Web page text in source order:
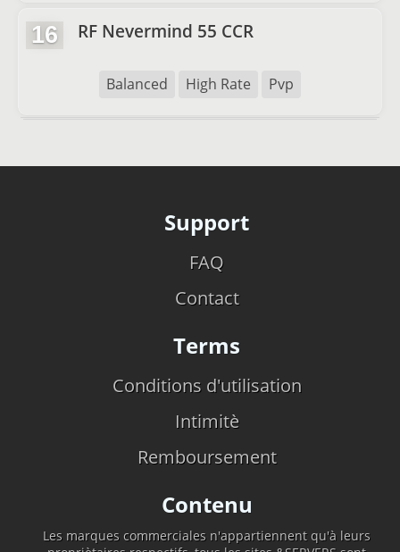
16 RF Nevermind 55 CCR
Balanced High Rate Pvp
Support
FAQ
Contact
Terms
Conditions d'utilisation
Intimitè
Remboursement
Contenu
Les marques commerciales n'appartiennent qu'à leurs